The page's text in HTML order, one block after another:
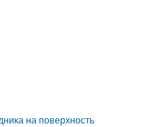
на поверхность